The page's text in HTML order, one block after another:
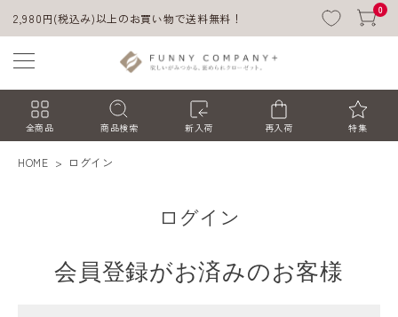
2,980円(税込み)以上のお買い物で送料無料！
0
全商品 商品検索 新入荷 再入荷 特集
HOME ログイン
ログイン
会員登録がお済みのお客様